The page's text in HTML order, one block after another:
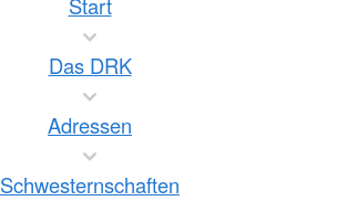
Das DRK
Adressen
Schwesternschaften